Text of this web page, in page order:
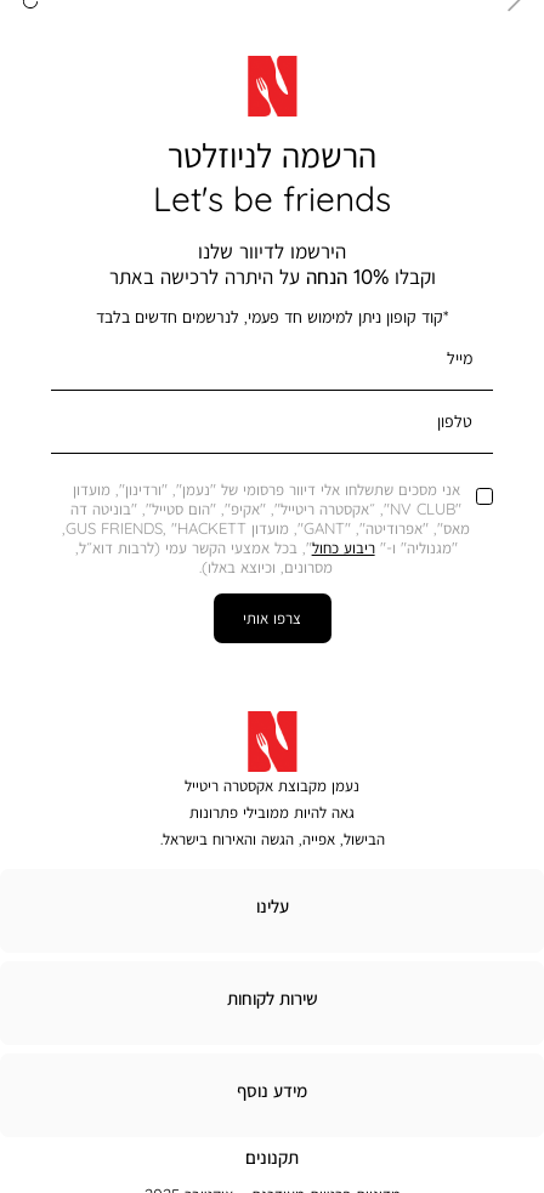
הרשמה לניוזלטר
Let's be friends
הירשמו לדיוור שלנו
וקבלו10% הנחה על היתרה לרכישה באתר
*קוד קופון ניתן למימוש חד פעמי, לנרשמים חדשים בלבד
מייל
טלפון
אני מסכים שתשלחו אלי דיוור פרסומי של "נעמן", "ורדינון", מועדון
"NV CLUB", ״אקסטרה ריטייל", "אקיפ", "הום סטייל", "בוניטה דה
מאס", "אפרודיטה", "GANT", מועדון GUS FRIENDS, "HACKETT,
"מגנוליה" ו-" ריבוע כחול", בכל אמצעי הקשר עמי (לרבות דוא״ל,
מסרונים, וכיוצא באלו).
צרפו אותי
נעמן מקבוצת אקסטרה ריטייל
גאה להיות ממובילי פתרונות
הבישול, אפייה, הגשה והאירוח בישראל.
עלינו
שירות לקוחות
מידע
מידע נוסף
תקנונים